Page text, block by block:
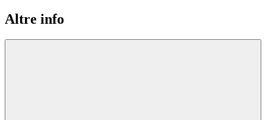
Altre info